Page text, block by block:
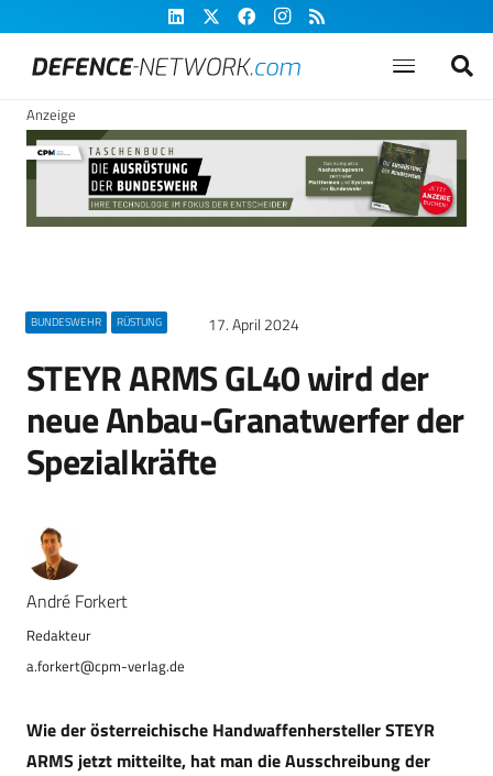
Anzeige
BUNDESWEHR RÜSTUNG 17. April 2024
STEYR ARMS GL40 wird der
neue Anbau-Granatwerfer der
Spezialkräfte
André Forkert
a.forkert@cpm-verlag.de
Wie der österreichische Handwaffenhersteller STEYR
ARMS jetzt mitteilte, hat man die Ausschreibung der